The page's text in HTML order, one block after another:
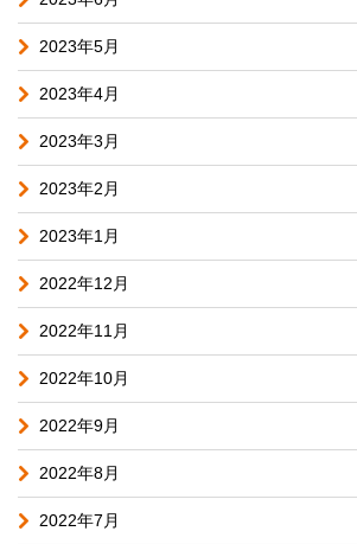
2023年5月
2023年4月
2023年3月
2023年2月
2023年1月
2022年12月
2022年11月
2022年10月
2022年9月
2022年8月
2022年7月